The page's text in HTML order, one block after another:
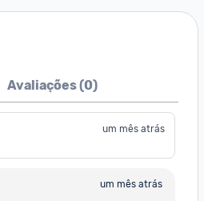
Avaliações (0)
um mês atrás
um mês atrás